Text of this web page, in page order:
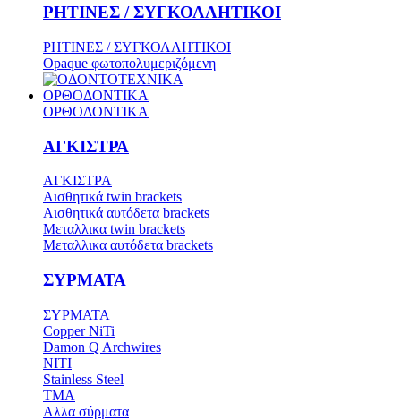
ΡΗΤΙΝΕΣ / ΣΥΓΚΟΛΛΗΤΙΚΟΙ
ΡΗΤΙΝΕΣ / ΣΥΓΚΟΛΛΗΤΙΚΟΙ
Opaque φωτοπολυμεριζόμενη
ΟΡΘΟΔΟΝΤΙΚΑ
ΟΡΘΟΔΟΝΤΙΚΑ
ΑΓΚΙΣΤΡΑ
ΑΓΚΙΣΤΡΑ
Aισθητικά twin brackets
Αισθητικά αυτόδετα brackets
Μεταλλικα twin brackets
Μεταλλικα αυτόδετα brackets
ΣΥΡΜΑΤΑ
ΣΥΡΜΑΤΑ
Copper NiTi
Damon Q Archwires
NITI
Stainless Steel
TMA
Αλλα σύρματα